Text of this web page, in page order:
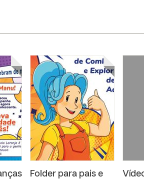
Folder para pais e